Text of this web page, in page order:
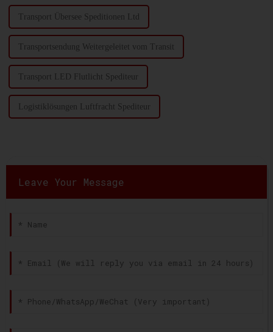
Transport Übersee Speditionen Ltd
Transportsendung Weitergeleitet vom Transit
Transport LED Flutlicht Spediteur
Logistiklösungen Luftfracht Spediteur
Leave Your Message